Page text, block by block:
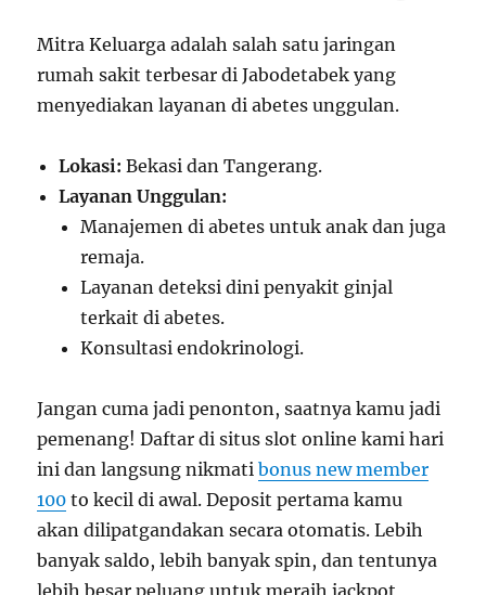
Mitra Keluarga adalah salah satu jaringan
rumah sakit terbesar di Jabodetabek yang
menyediakan layanan di abetes unggulan.
Lokasi: Bekasi dan Tangerang.
Layanan Unggulan:
Manajemen di abetes untuk anak dan juga
remaja.
Layanan deteksi dini penyakit ginjal
terkait di abetes.
Konsultasi endokrinologi.
Jangan cuma jadi penonton, saatnya kamu jadi
pemenang! Daftar di situs slot online kami hari
ini dan langsung nikmatibonus new member
100 to kecil di awal. Deposit pertama kamu
akan dilipatgandakan secara otomatis. Lebih
banyak saldo, lebih banyak spin, dan tentunya